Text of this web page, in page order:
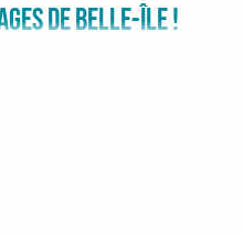
DE BELLE-ÎLE !